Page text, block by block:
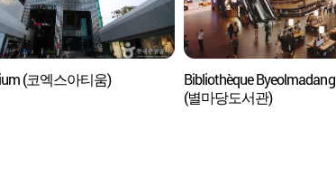
(코엑스아티움)
Bibliothèque Byeolmadang
(별마당도서관)